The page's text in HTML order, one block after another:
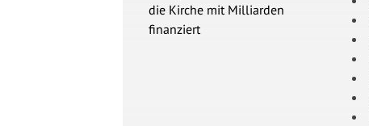
die Kirche mit Milliarden
finanziert